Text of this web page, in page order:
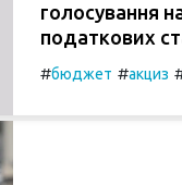
голосування
податкових
#бюджет #акциз